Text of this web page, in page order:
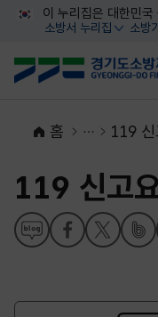
이 누리집은 대한민
소방서 누리집
열기
소방
홈 119 신
119 신고